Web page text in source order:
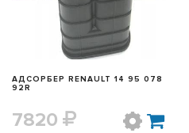
АДСОРБЕР RENAULT 14 95 078
92R
7820